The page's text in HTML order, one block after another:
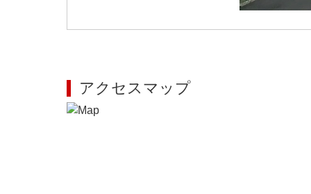
アクセスマップ